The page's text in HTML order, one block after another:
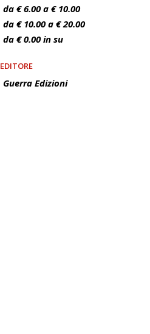
da € 6.00 a € 10.00
da € 10.00 a € 20.00
da € 0.00 in su
EDITORE
Guerra Edizioni